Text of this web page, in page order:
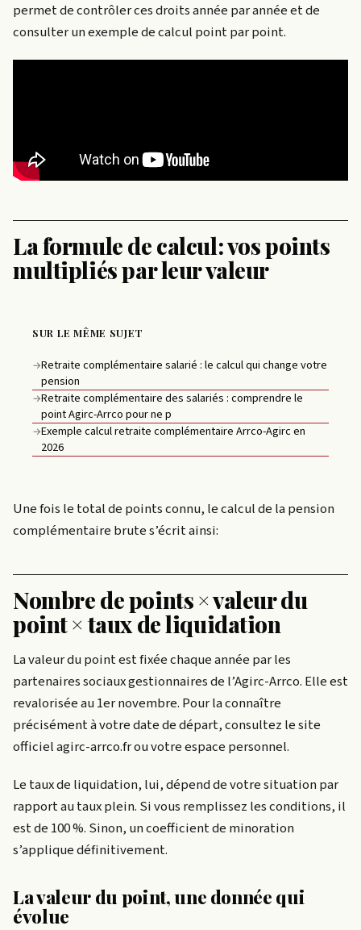
permet de contrôler ces droits année par année et de
consulter un exemple de calcul point par point.
La formule de calcul: vos points
multipliés par leur valeur
SUR LE MÊME SUJET
→Retraite complémentaire salarié : le calcul qui change votre
pension
→Retraite complémentaire des salariés : comprendre le
point Agirc-Arrco pour ne p
→Exemple calcul retraite complémentaire Arrco-Agirc en
2026
Une fois le total de points connu, le calcul de la pension
complémentaire brute s’écrit ainsi:
Nombre de points × valeur du
point × taux de liquidation
La valeur du point est fixée chaque année par les
partenaires sociaux gestionnaires de l’Agirc-Arrco. Elle est
revalorisée au 1er novembre. Pour la connaître
précisément à votre date de départ, consultez le site
officiel agirc-arrco.fr ou votre espace personnel.
Le taux de liquidation, lui, dépend de votre situation par
rapport au taux plein. Si vous remplissez les conditions, il
est de 100 %. Sinon, un coefficient de minoration
s’applique définitivement.
La valeur du point, une donnée qui
évolue